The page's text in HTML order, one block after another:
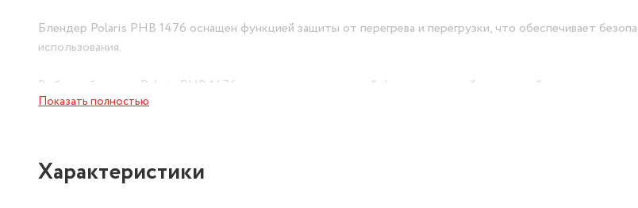
Блендер Polaris PHB 1476 оснащен функцией защиты от перегрева и перегрузки, что обеспечивает
использования.
Выбирая блендер Polaris PHB 1476, вы получаете надежный, функциональный и стильный помощник на
облегчит процесс приготовления разнообразных блюд и напитков.
Показать полностью
Характеристики